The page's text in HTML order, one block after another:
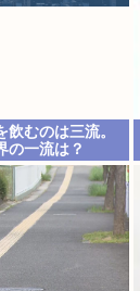
むのは三流。
の一流は？